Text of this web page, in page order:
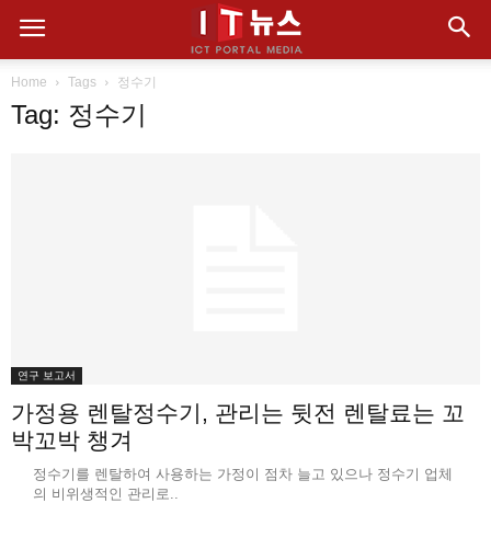
Home Tags 정수기
Tag: 정수기
연구 보고서
가정용 렌탈정수기, 관리는 뒷전 렌탈료는 꼬
박꼬박 챙겨
정수기를 렌탈하여 사용하는 가정이 점차 늘고 있으나 정수기 업체
의 비위생적인 관리로..